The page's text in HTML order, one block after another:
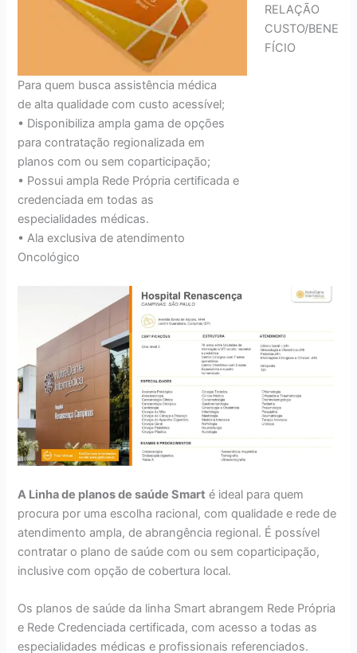
RELAÇÃO
CUSTO/BENE
FÍCIO
Para quem busca assistência médica
de alta qualidade com custo acessível;
• Disponibiliza ampla gama de opções
para contratação regionalizada em
planos com ou sem coparticipação;
• Possui ampla Rede Própria certificada e
credenciada em todas as
especialidades médicas.
• Ala exclusiva de atendimento
Oncológico
A Linha de planos de saúde Smart é ideal para quem
procura por uma escolha racional, com qualidade e rede de
atendimento ampla, de abrangência regional. É possível
contratar o plano de saúde com ou sem coparticipação,
inclusive com opção de cobertura local.
Os planos de saúde da linha Smart abrangem Rede Própria
e Rede Credenciada certificada, com acesso a todas as
especialidades médicas e profissionais referenciados.